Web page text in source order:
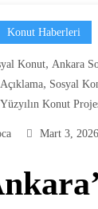
Konut Haberleri
Konut, Ankara
, Sosyal
Yüzyılın Konut
Mart 3, 2026